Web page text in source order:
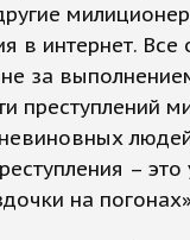
в интернет. Все
за
преступлений
–
на